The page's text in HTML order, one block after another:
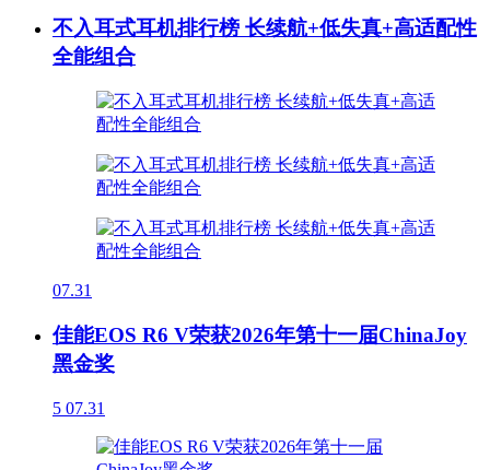
不入耳式耳机排行榜 长续航+低失真+高适配性
全能组合
07.31
佳能EOS R6 V荣获2026年第十一届ChinaJoy
黑金奖
5 07.31